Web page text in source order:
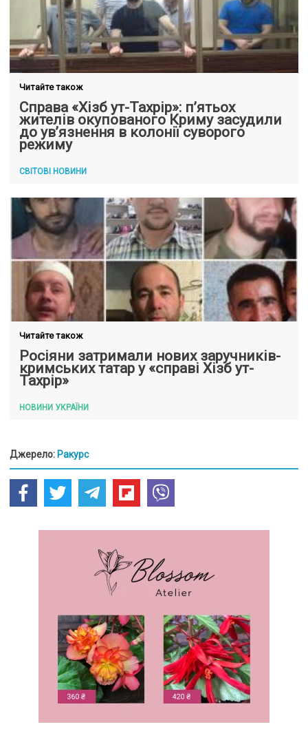
Читайте також
Справа «Хізб ут-Тахрір»: п’ятьох
жителів окупованого Криму засудили
до ув’язнення в колонії суворого
режиму
СВІТОВІ НОВИНИ
Читайте також
Росіяни затримали нових заручників-
кримських татар у «справі Хізб ут-
Тахрір»
НОВИНИ УКРАЇНИ
Джерело: Ракурс